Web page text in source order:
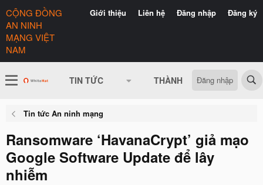
Giới thiệu Liên hệ Đăng nhập Đăng ký
CỘNG ĐỒNG
AN NINH
MẠNG VIỆT
NAM
TIN TỨC THÀNH VIÊN CÓ GÌ
Đăng nhập
Tin tức An ninh mạng
Ransomware ‘HavanaCrypt’ giả mạo
Google Software Update để lây
nhiễm